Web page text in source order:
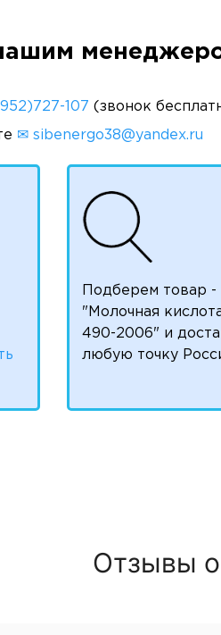
107 (звонок
✉ sibenergo38@yandex.ru
Подберем товар -
"Молочная
490-2006" и
любую точку
Отзывы